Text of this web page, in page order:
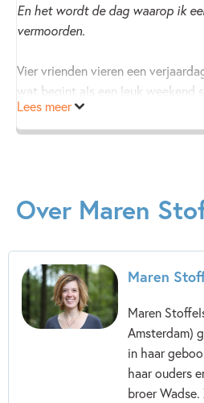
En het wordt de dag waarop ik
vermoorden.
Vier vrienden vieren een
wat begint als een leuk weekend
regelrechte nachtmerrie. Ze
deur van hun kamer, die steeds
vier zal zich moeten opofferen.
Lees meer
Over Maren
Maren
Maren
Amsterdam)
in haar
haar ouders
broer